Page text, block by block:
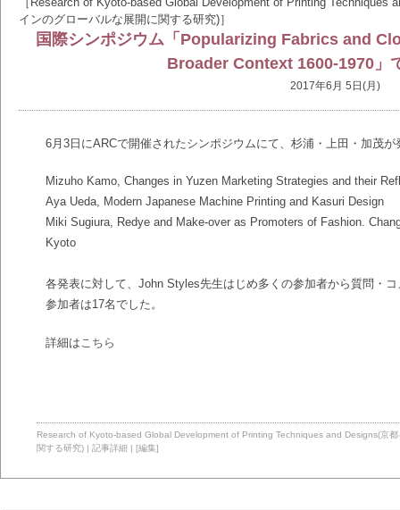
インのグローバルな展開に関する研究)］
国際シンポジウム「Popularizing Fabrics and
Broader Context 1600-1970」
2017年6月 5日(月)
6月3日にARCで開催されたシンポジウムにて、杉浦・上田・加茂が
Mizuho Kamo, Changes in Yuzen Marketing Strategies and their
Aya Ueda, Modern Japanese Machine Printing and Kasuri Design
Miki Sugiura, Redye and Make-over as Promoters of Fashion.
Kyoto
各発表に対して、John Styles先生はじめ多くの参加者から質問・
参加者は17名でした。
詳細は こちら
Research of Kyoto-based Global Development of Printing Techniques and Designs(京
関する研究) | 記事詳細 | [編集]